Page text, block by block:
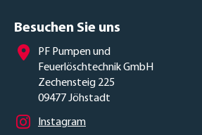
Besuchen Sie uns
PF Pumpen und
Feuerlöschtechnik GmbH
Zechensteig 225
09477 Jöhstadt
Instagram